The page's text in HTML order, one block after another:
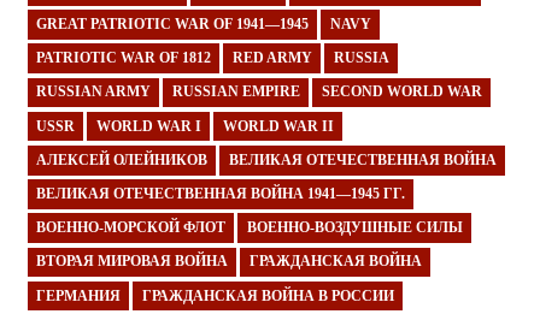
GREAT PATRIOTIC WAR OF 1941—1945 NAVY
PATRIOTIC WAR OF 1812 RED ARMY RUSSIA
RUSSIAN ARMY RUSSIAN EMPIRE SECOND WORLD WAR
USSR WORLD WAR I WORLD WAR II
АЛЕКСЕЙ ОЛЕЙНИКОВ ВЕЛИКАЯ ОТЕЧЕСТВЕННАЯ ВОЙНА
ВЕЛИКАЯ ОТЕЧЕСТВЕННАЯ ВОЙНА 1941—1945 ГГ.
ВОЕННО-МОРСКОЙ ФЛОТ ВОЕННО-ВОЗДУШНЫЕ СИЛЫ
ВТОРАЯ МИРОВАЯ ВОЙНА ГРАЖДАНСКАЯ ВОЙНА
ГЕРМАНИЯ ГРАЖДАНСКАЯ ВОЙНА В РОССИИ